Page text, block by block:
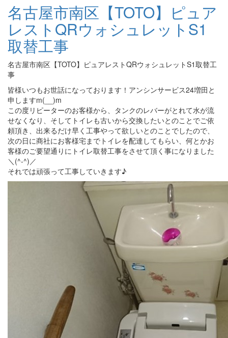
名古屋市南区【TOTO】ピュア
レストQRウォシュレットS1
取替工事
名古屋市南区【TOTO】ピュアレストQRウォシュレットS1取替工
事
皆様いつもお世話になっております！アンシンサービス24増田と
申しますm(__)m
この度リピーターのお客様から、タンクのレバーがとれて水が流
せなくなり、そしてトイレも古いから交換したいとのことでご依
頼頂き、出来るだけ早く工事やって欲しいとのことでしたので、
次の日に商社にお客様宅までトイレを配達してもらい、何とかお
客様のご要望通りにトイレ取替工事をさせて頂く事になりました
＼(^-^)／
それでは頑張って工事していきます♪